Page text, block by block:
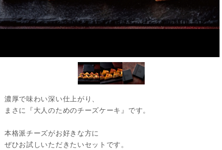
濃厚で味わい深い仕上がり、
まさに『大人のためのチーズケーキ』です。
本格派チーズがお好きな方に
ぜひお試しいただきたいセットです。